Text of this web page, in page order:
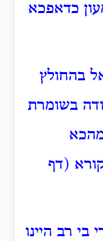
כדאפכא
בהחולץ
בשומרת
(דף
בי רב היינו